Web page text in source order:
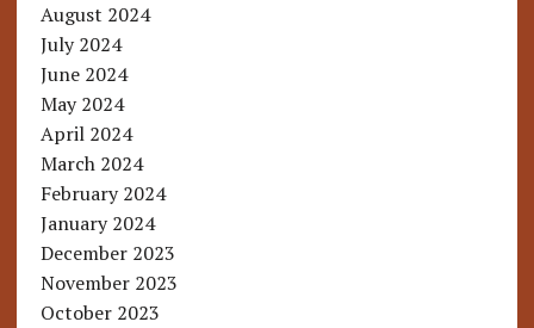
August 2024
July 2024
June 2024
May 2024
April 2024
March 2024
February 2024
January 2024
December 2023
November 2023
October 2023